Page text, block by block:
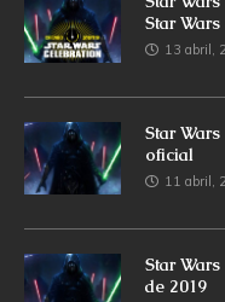
Star
13 abril,
Star
oficial
11 abril,
Star
de 2019